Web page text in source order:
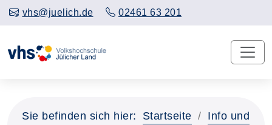
vhs@juelich.de 02461 63 201
Sie befinden sich hier: Startseite
Info und